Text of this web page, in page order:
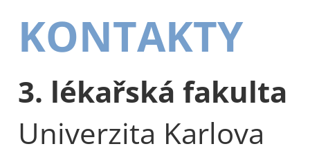
KONTAKTY
3. lékařská fakulta
Univerzita Karlova